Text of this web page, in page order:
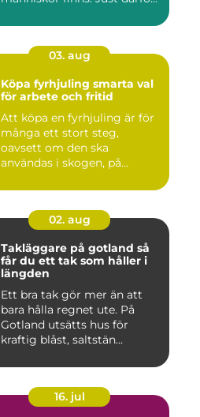
03. aug
Köpa fyrhjuling smarta val
för arbete och fritid
Att köpa en fyrhjuling är för
många ett stort steg,
oavsett om den ska
användas i skogen, på
02. aug
Takläggare på gotland så
får du ett tak som håller i
längden
Ett bra tak gör mer än att
bara hålla regnet ute. På
Gotland utsätts hus för
kraftig blåst, saltstän...
16. jul